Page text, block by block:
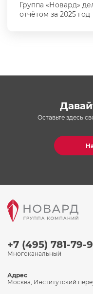
Группа «Новард»
отчётом за 2025 год
Оставьте здесь
+7 (495) 781-79-
Многоканальный
Адрес
Москва, Институтский